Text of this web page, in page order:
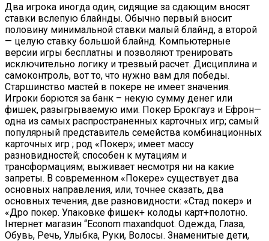
Два игрока иногда один, сидящие за сдающим вносят
ставки вслепую блайнды. Обычно первый вносит
половину минимальной ставки малый блайнд, а второй
— целую ставку большой блайнд. Компьютерные
версии игры бесплатны и позволяют тренировать
исключительно логику и трезвый расчет. Дисциплина и
самоконтроль, вот то, что нужно вам для победы.
Старшинство мастей в покере не имеет значения.
Игроки борются за банк – некую сумму денег или
фишек, разыгрываемую ими. Покер Брокгауз и Ефрон—
одна из самых распространенных карточных игр; самый
популярный представитель семейства комбинационных
карточных игр ; род «Покер»; имеет массу
разновидностей; способен к мутациям и
трансформациям; выживает несмотря ни на какие
запреты. В современном «Покере» существует два
основных направления, или, точнее сказать, два
основных течения, две разновидности: «Стад покер» и
«Дро покер. Упаковке фишек+ колоды карт+полотно.
Інтернет магазин “Econom maxandquot. Одежда, Глаза,
Обувь, Речь, Улыбка, Руки, Волосы. Знаменитые дети,